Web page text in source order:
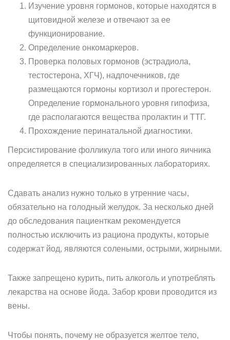
Изучение уровня гормонов, которые находятся в
щитовидной железе и отвечают за ее
функционирование.
Определение онкомаркеров.
Проверка половых гормонов (эстрадиола,
тестостерона, ХГЧ), надпочечников, где
размещаются гормоны кортизол и прогестерон.
Определение гормонального уровня гипофиза,
где располагаются вещества пролактин и ТТГ.
Прохождение перинатальной диагностики.
Персистирование фолликула того или иного яичника
определяется в специализированных лабораториях.
Сдавать анализ нужно только в утренние часы,
обязательно на голодный желудок. За несколько дней
до обследования пациенткам рекомендуется
полностью исключить из рациона продукты, которые
содержат йод, являются солеными, острыми, жирными.
Также запрещено курить, пить алкоголь и употреблять
лекарства на основе йода. Забор крови проводится из
вены.
Чтобы понять, почему не образуется желтое тело,